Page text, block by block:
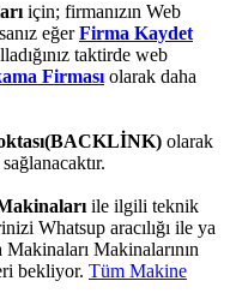
için; firmanızın Web
eğerFirma Kaydet
taktirde web
Firmasıolarak daha
olarak
ile ilgili teknik
Whatsup aracılığı ile ya
Makinalarının
bekliyor. Tüm Makine